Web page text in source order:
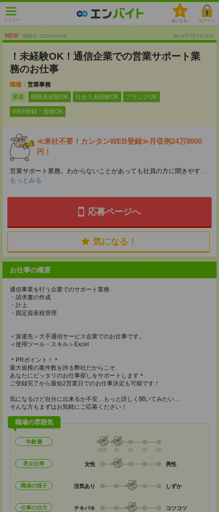
メニュー
0
気になる！ ログイン
NEW 掲載日 :2026/08/08 No.STFTE741372
！未経験OK！通信企業での営業サポート業
務のお仕事
職種： 営業事務
派遣
職種未経験OK 社会人未経験OK ブランクOK
WEB登録・面接OK
≪来社不要！カンタンWEB登録≫月収例24万8000
円！
営業サポート業務。わからないことがあっても社員の方に聞きやす ...
もっとみる
応募ページへ
気になる！
お仕事の概要
通信事業を行う企業でのサポート業務
・請求書の作成
・計上
・固定資産税管理
＜派遣先＞大手通信サービス企業でのお仕事です。
＜使用ツール・スキル＞Excel
＊PRポイント！＊
最大規模の案件数を誇る弊社だからこそ、
あなたにピッタリのお仕事探しをサポートします＊
ご登録完了から最短2営業日でのお仕事決定も可能です！
気になるけど自分に出来るか不安…もっと詳しく聞いてみたい…
そんな方もまずはお気軽にご応募ください！
職場の雰囲気
年齢層
20代 30 40 50 60
男女比率 女性 男性
職場の様子 活気あり しずか
仕事の仕方 テキパキ コツコツ